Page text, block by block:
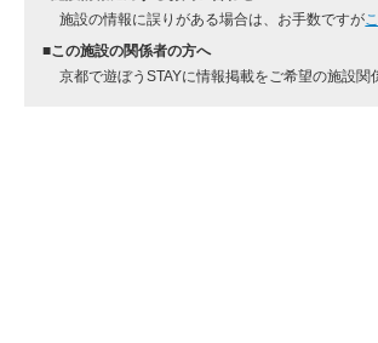
施設の情報に誤りがある場合は、お手数ですが
■この施設の関係者の方へ
京都で遊ぼうSTAYに情報掲載をご希望の施設関